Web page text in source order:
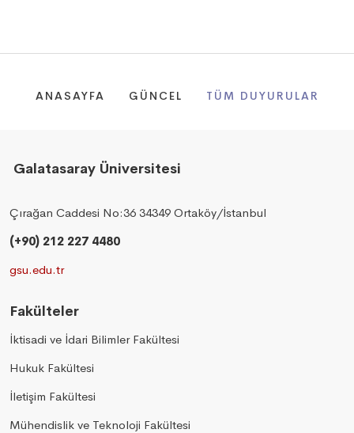
ANASAYFA GÜNCEL TÜM DUYURULAR
Galatasaray Üniversitesi
Çırağan Caddesi No:36 34349 Ortaköy/İstanbul
(+90) 212 227 4480
gsu.edu.tr
Fakülteler
İktisadi ve İdari Bilimler Fakültesi
Hukuk Fakültesi
İletişim Fakültesi
Mühendislik ve Teknoloji Fakültesi